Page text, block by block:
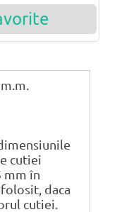
cutiei
mm în
daca
cutiei.